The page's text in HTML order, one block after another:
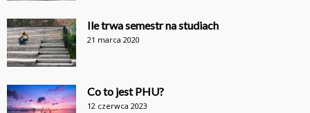
Ile trwa semestr na studiach
21 marca 2020
Co to jest PHU?
12 czerwca 2023